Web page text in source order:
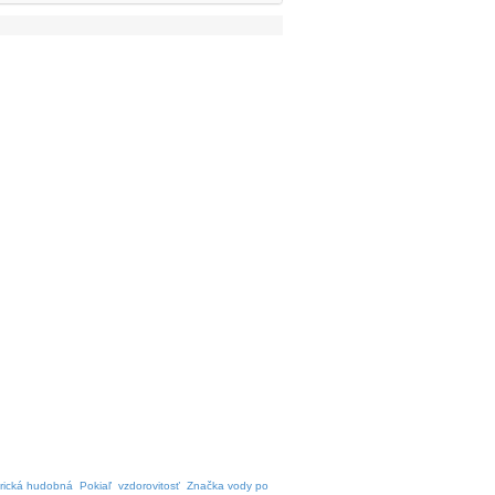
hudobná Pokiaľ vzdorovitosť Značka vody po